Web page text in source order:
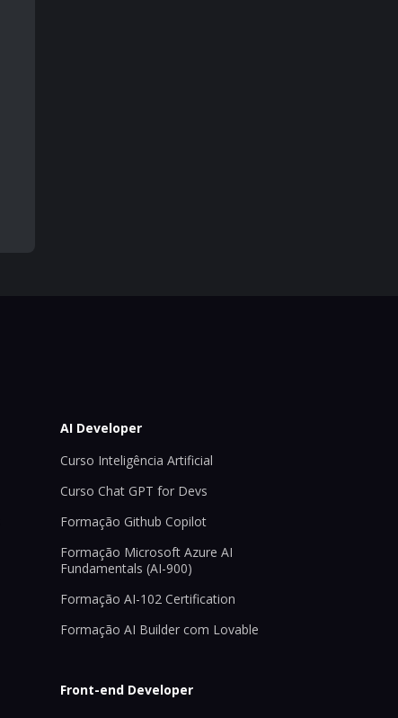
AI Developer
Curso Inteligência Artificial
Curso Chat GPT for Devs
Formação Github Copilot
Formação Microsoft Azure AI
Fundamentals (AI-900)
Formação AI-102 Certification
Formação AI Builder com Lovable
Front-end Developer